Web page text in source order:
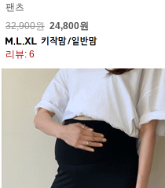
팬츠
32,900원 24,800원
리뷰: 6